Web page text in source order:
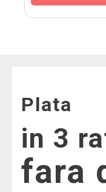
Plata
in 3
fara